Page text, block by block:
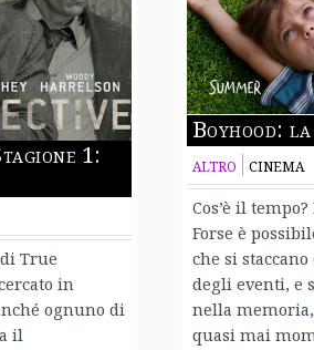
Boyhood:
ALTRO CINEMA
Cos’è il
Forse è
che si
degli eventi, e
nella
quasi mai
1:
True
in
ognuno di
il